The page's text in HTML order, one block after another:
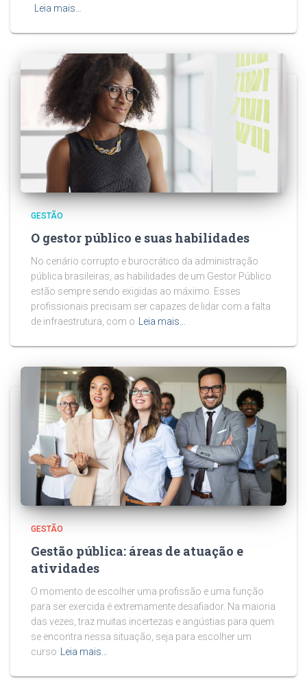
Leia mais…
GESTÃO
O gestor público e suas habilidades
No cenário corrupto e burocrático da administração
pública brasileiras, as habilidades de um Gestor Público
estão sempre sendo exigidas ao máximo. Esses
profissionais precisam ser capazes de lidar com a falta
de infraestrutura, com o
Leia mais…
GESTÃO
Gestão pública: áreas de atuação e
atividades
O momento de escolher uma profissão e uma função
para ser exercida é extremamente desafiador. Na maioria
das vezes, traz muitas incertezas e angústias para quem
se encontra nessa situação, seja para escolher um
curso
Leia mais…